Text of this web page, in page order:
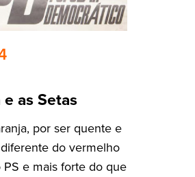
as Setas
por ser quente e
do vermelho
PS e mais forte do que